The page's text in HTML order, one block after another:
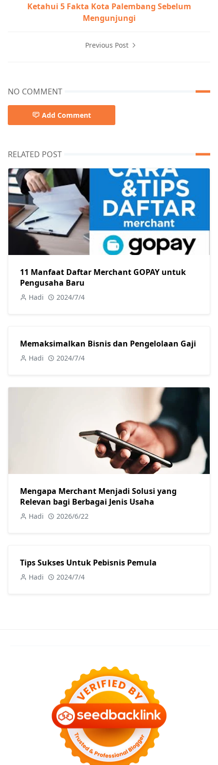
Ketahui 5 Fakta Kota Palembang Sebelum
Mengunjungi
Previous Post
NO COMMENT
Add Comment
RELATED POST
11 Manfaat Daftar Merchant GOPAY untuk
Pengusaha Baru
Hadi 2024/7/4
Memaksimalkan Bisnis dan Pengelolaan Gaji
Hadi 2024/7/4
Mengapa Merchant Menjadi Solusi yang
Relevan bagi Berbagai Jenis Usaha
Hadi 2026/6/22
Tips Sukses Untuk Pebisnis Pemula
Hadi 2024/7/4